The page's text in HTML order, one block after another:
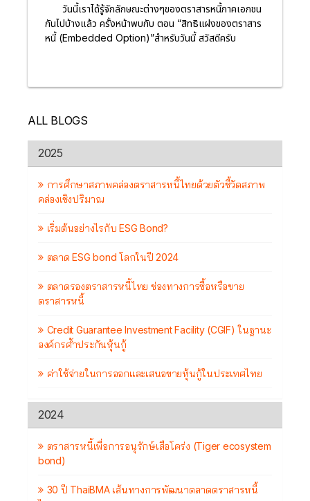
วันนี้เราได้รู้จักลักษณะต่างๆของตราสารหนี้ภาคเอกชน
กันไปบ้างแล้ว ครั้งหน้าพบกับ ตอน “สิทธิแฝงของตราสาร
หนี้ (Embedded Option)”สำหรับวันนี้ สวัสดีครับ
ALL BLOGS
2025
การศึกษาสภาพคล่องตราสารหนี้ไทยด้วยตัวชี้วัดสภาพ
คล่องเชิงปริมาณ
เริ่มต้นอย่างไรกับ ESG Bond?
ตลาด ESG bond โลกในปี 2024
ตลาดรองตราสารหนี้ไทย ช่องทางการซื้อหรือขาย
ตราสารหนี้
Credit Guarantee Investment Facility (CGIF) ในฐานะ
องค์กรค้ำประกันหุ้นกู้
ค่าใช้จ่ายในการออกและเสนอขายหุ้นกู้ในประเทศไทย
2024
ตราสารหนี้เพื่อการอนุรักษ์เสือโคร่ง (Tiger ecosystem
bond)
30 ปี ThaiBMA เส้นทางการพัฒนาตลาดตราสารหนี้